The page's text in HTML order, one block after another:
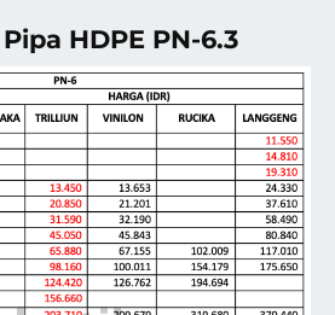
HDPE PN-6.3